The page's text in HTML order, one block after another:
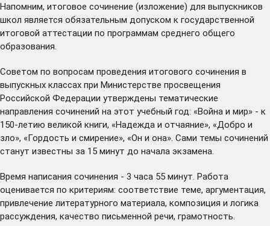
Напомним, итоговое сочинение (изложение) для выпускников
школ является обязательным допуском к государственной
итоговой аттестации по программам среднего общего
образования.
Советом по вопросам проведения итогового сочинения в
выпускных классах при Министерстве просвещения
Российской Федерации утверждены тематические
направления сочинений на этот учебный год: «Война и мир» - к
150-летию великой книги, «Надежда и отчаяние», «Добро и
зло», «Гордость и смирение», «Он и она». Сами темы сочинений
станут известны за 15 минут до начала экзамена.
Время написания сочинения - 3 часа 55 минут. Работа
оценивается по критериям: соответствие теме, аргументация,
привлечение литературного материала, композиция и логика
рассуждения, качество письменной речи, грамотность.